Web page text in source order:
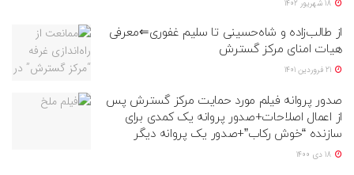
از طالب‌زاده و شاه‌حسینی تا سلیم غفوری⇐معرفی
هیات امنای مرکز گسترش
صدور پروانه فیلم مورد حمایت مرکز گسترش پس
از اعمال اصلاحات+صدور پروانه یک کمدی برای
سازنده “خوش رکاب”+صدور یک پروانه دیگر